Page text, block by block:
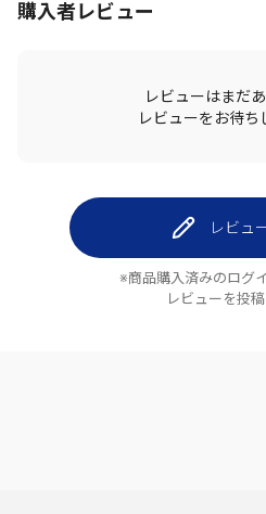
購入者レビュー
レビューはまだ
レビューをお待ち
レビュ
※商品購入済みのログ
レビューを投